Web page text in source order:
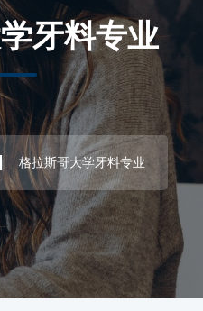
牙料专业
格拉斯哥大学牙料专业